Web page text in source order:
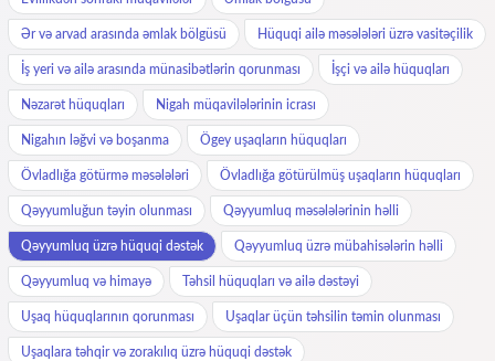
Ər və arvad arasında əmlak bölgüsü Hüquqi ailə məsələləri üzrə vasitəçilik
İş yeri və ailə arasında münasibətlərin qorunması İşçi və ailə hüquqları
Nəzarət hüquqları Nigah müqavilələrinin icrası
Nigahın ləğvi və boşanma Ögey uşaqların hüquqları
Övladlığa götürmə məsələləri Övladlığa götürülmüş uşaqların hüquqları
Qəyyumluğun təyin olunması Qəyyumluq məsələlərinin həlli
Qəyyumluq üzrə hüquqi dəstək Qəyyumluq üzrə mübahisələrin həlli
Qəyyumluq və himayə Təhsil hüquqları və ailə dəstəyi
Uşaq hüquqlarının qorunması Uşaqlar üçün təhsilin təmin olunması
Uşaqlara təhqir və zorakılıq üzrə hüquqi dəstək